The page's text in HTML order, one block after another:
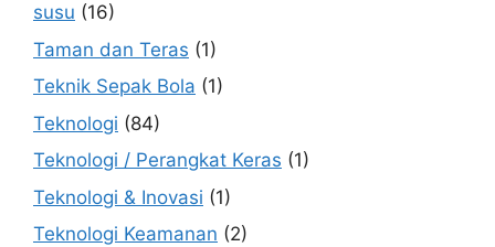
susu (16)
Taman dan Teras (1)
Teknik Sepak Bola (1)
Teknologi (84)
Teknologi / Perangkat Keras (1)
Teknologi & Inovasi (1)
Teknologi Keamanan (2)